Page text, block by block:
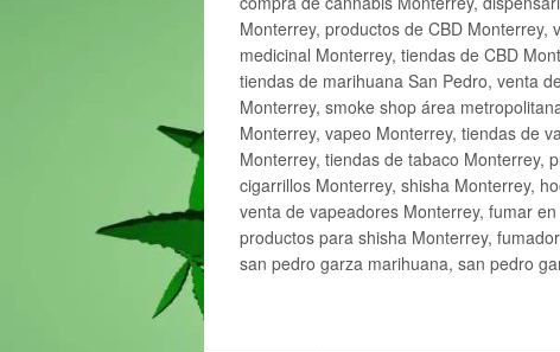
Monterrey, productos de CBD
medicinal Monterrey, tiendas de CBD
tiendas de marihuana San Pedro, venta
Monterrey, smoke shop área
Monterrey, vapeo Monterrey, tiendas de
Monterrey, tiendas de tabaco Monterrey,
cigarrillos Monterrey, shisha Monterrey,
venta de vapeadores Monterrey, fumar
productos para shisha Monterrey,
san pedro garza marihuana, san pedro